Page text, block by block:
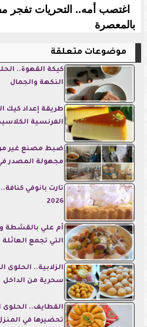
اغتصب أمه.. التحريات تفجر
بالمعصرة
موضوعات متعلقة
كيكة القهوة..
النكهة والجمال
طريقة إعداد كيك
الفرنسية
ضبط مصنع غير
مجهولة المصدر
تارت بانوفي
2026
أم علي بالقشطة
التي تجمع العائلة
الزلابية..
سحرية من الداخل
القطايف.. الحلوى
تحضيرها في